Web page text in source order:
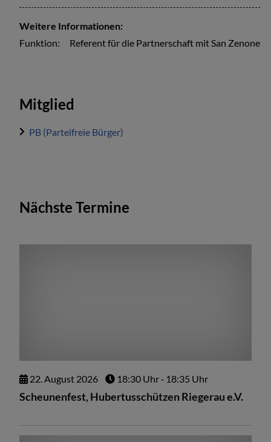
Nächste Termine
22.August 2026 18:30 Uhr‐ 18:35 Uhr
Scheunenfest, Hubertusschützen Riegerau e.V.
Weitere Informationen:
Funktion:
Referent für die Partnerschaft mit San Zenone
Mitglied
PB (Parteifreie Bürger)